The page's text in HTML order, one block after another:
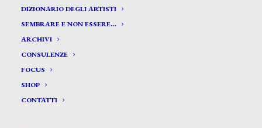
DIZIONARIO DEGLI ARTISTI
SEMBRARE E NON ESSERE…
ARCHIVI
CONSULENZE
FOCUS
SHOP
CONTATTI
Martelli Ugo *
MARTELLI UGO